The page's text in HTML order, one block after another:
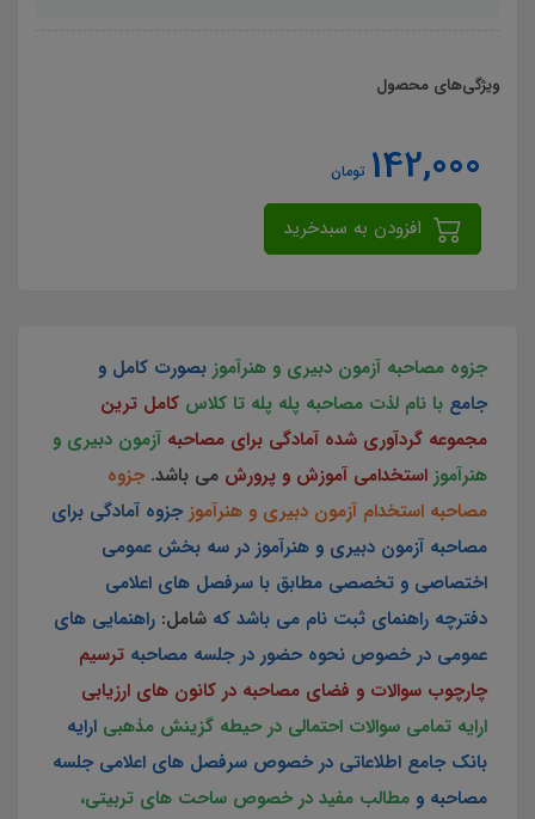
ویژگی‌های محصول
142,000 تومان
جزوه مصاحبه آزمون دبیری و هنرآموز بصورت کامل و
جامع با نام لذت مصاحبه پله پله تا کلاس کامل ترین
مجموعه گردآوری شده آمادگی برای مصاحبه آزمون دبیری و
هنرآموز استخدامی آموزش و پرورش می باشد. جزوه
مصاحبه استخدام آزمون دبیری و هنرآموزجزوه آمادگی برای
مصاحبه آزمون دبیری و هنرآموز در سه بخش عمومی
اختصاصی و تخصصی مطابق با سرفصل های اعلامی
دفترچه راهنمای ثبت نام می باشد که شامل: راهنمایی های
عمومی در خصوص نحوه حضور در جلسه مصاحبه ترسیم
چارچوب سوالات و فضای مصاحبه در کانون های ارزیابی
ارایه تمامی سوالات احتمالی در حیطه گزینش مذهبی ارایه
بانک جامع اطلاعاتی در خصوص سرفصل های اعلامی جلسه
مصاحبه و مطالب مفید در خصوص ساحت های تربیتی،